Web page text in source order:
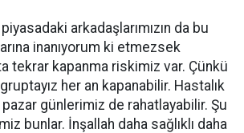
arkadaşlarımızın da bu
inanıyorum ki etmezsek
tekrar kapanma riskimiz var. Çünkü
her an kapanabilir. Hastalık
pazar günlerimiz de rahatlayabilir. Şu
bunlar. İnşallah daha sağlıklı daha